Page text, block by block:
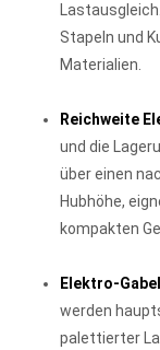
Stapeln und
Materialien.
Reichweite
und die
über einen
Hubhöhe,
kompakten
Elektro-
werden
palettierter